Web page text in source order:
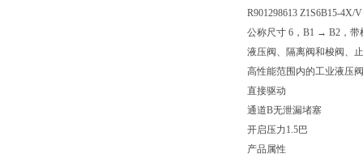
R901298613 Z1S6B15-4X/V
公称尺寸 6，B1 → B2，带
液压阀、隔离阀和梭阀、
高性能范围内的工业液压
直接驱动
通道B无泄漏堵塞
开启压力1.5巴
产品属性